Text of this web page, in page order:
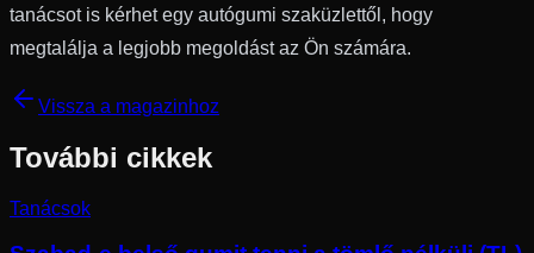
tanácsot is kérhet egy autógumi szaküzlettől, hogy
megtalálja a legjobb megoldást az Ön számára.
Vissza a magazinhoz
További cikkek
Tanácsok